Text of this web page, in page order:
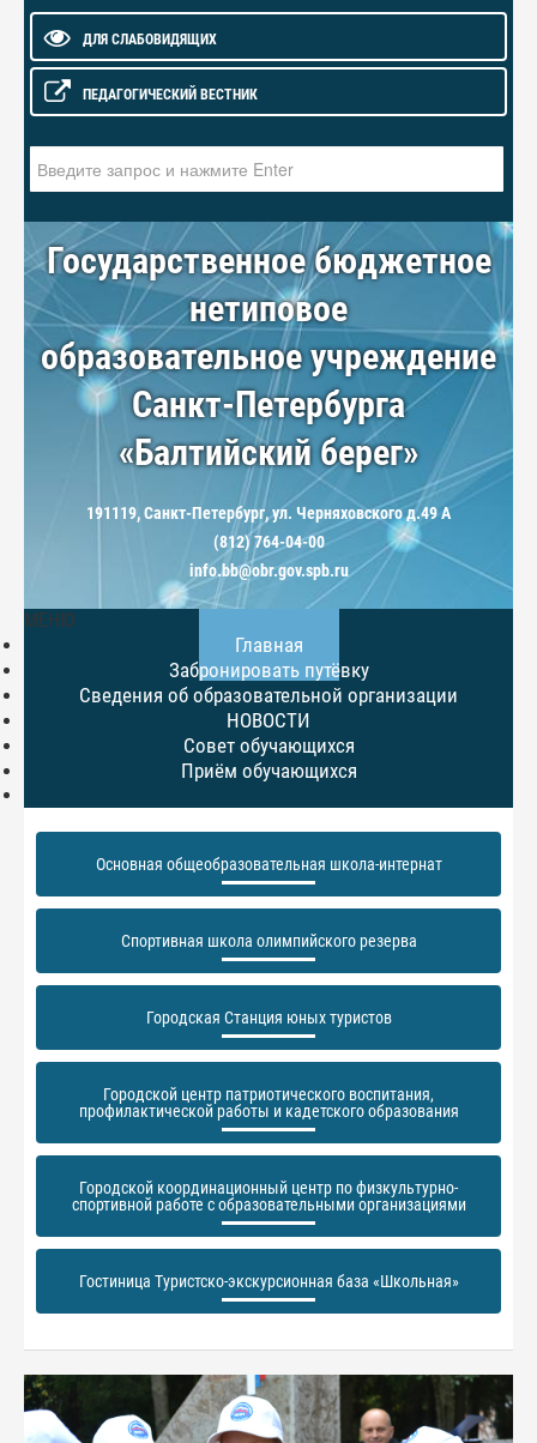
ДЛЯ СЛАБОВИДЯЩИХ
ПЕДАГОГИЧЕСКИЙ ВЕСТНИК
Государственное бюджетное
нетиповое
образовательное учреждение
Санкт-Петербурга
«Балтийский берег»
191119, Санкт-Петербург, ул. Черняховского д.49 А
(812) 764-04-00
info.bb@obr.gov.spb.ru
МЕНЮ
Главная
Забронировать путёвку
Сведения об образовательной организации
НОВОСТИ
Совет обучающихся
Приём обучающихся
Основная общеобразовательная школа-интернат
Спортивная школа олимпийского резерва
Городская Станция юных туристов
Городской центр патриотического воспитания,
профилактической работы и кадетского образования
Городской координационный центр по физкультурно-
спортивной работе с образовательными организациями
Гостиница Туристско-экскурсионная база «Школьная»